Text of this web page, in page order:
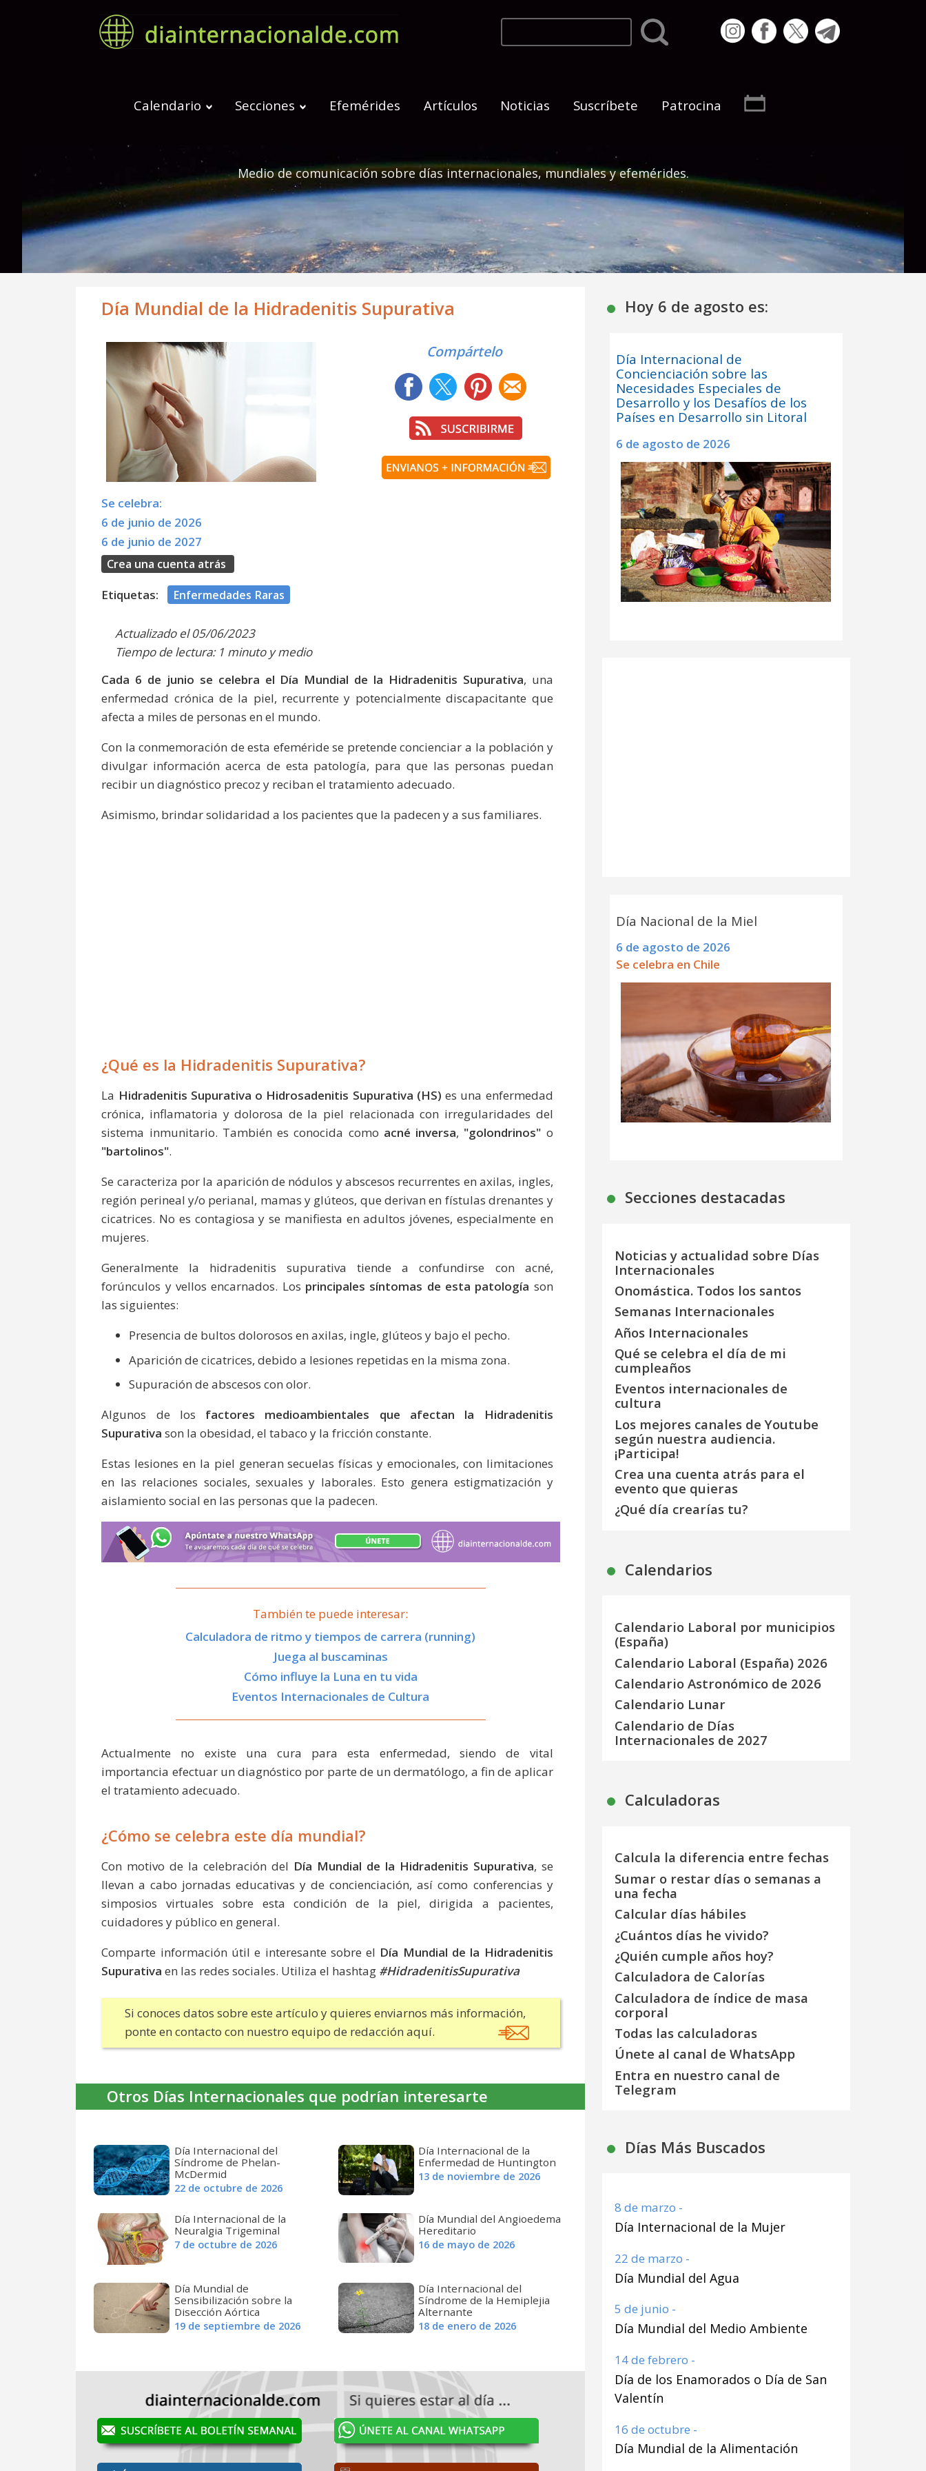
Calendario Secciones Efemérides Artículos Noticias Suscríbete Patrocina
Medio de comunicación sobre días internacionales, mundiales y efemérides.
Día Mundial de la Hidradenitis Supurativa
Compártelo
Se celebra:
6 de junio de 2026
6 de junio de 2027
Crea una cuenta atrás
Etiquetas: Enfermedades Raras
Actualizado el 05/06/2023
Tiempo de lectura: 1 minuto y medio
Cada 6 de junio se celebra el Día Mundial de la Hidradenitis Supurativa, una
enfermedad crónica de la piel, recurrente y potencialmente discapacitante que
afecta a miles de personas en el mundo.
Con la conmemoración de esta efeméride se pretende concienciar a la población y
divulgar información acerca de esta patología, para que las personas puedan
recibir un diagnóstico precoz y reciban el tratamiento adecuado.
Asimismo, brindar solidaridad a los pacientes que la padecen y a sus familiares.
¿Qué es la Hidradenitis Supurativa?
La Hidradenitis Supurativa o Hidrosadenitis Supurativa (HS) es una enfermedad
crónica, inflamatoria y dolorosa de la piel relacionada con irregularidades del
sistema inmunitario. También es conocida como acné inversa, "golondrinos" o
"bartolinos".
Se caracteriza por la aparición de nódulos y abscesos recurrentes en axilas, ingles,
región perineal y/o perianal, mamas y glúteos, que derivan en fístulas drenantes y
cicatrices. No es contagiosa y se manifiesta en adultos jóvenes, especialmente en
mujeres.
Generalmente la hidradenitis supurativa tiende a confundirse con acné,
forúnculos y vellos encarnados. Los principales síntomas de esta patología son
las siguientes:
Presencia de bultos dolorosos en axilas, ingle, glúteos y bajo el pecho.
Aparición de cicatrices, debido a lesiones repetidas en la misma zona.
Supuración de abscesos con olor.
Algunos de los factores medioambientales que afectan la Hidradenitis
Supurativa son la obesidad, el tabaco y la fricción constante.
Estas lesiones en la piel generan secuelas físicas y emocionales, con limitaciones
en las relaciones sociales, sexuales y laborales. Esto genera estigmatización y
aislamiento social en las personas que la padecen.
También te puede interesar:
Calculadora de ritmo y tiempos de carrera (running)
Juega al buscaminas
Cómo influye la Luna en tu vida
Eventos Internacionales de Cultura
Actualmente no existe una cura para esta enfermedad, siendo de vital
importancia efectuar un diagnóstico por parte de un dermatólogo, a fin de aplicar
el tratamiento adecuado.
¿Cómo se celebra este día mundial?
Con motivo de la celebración del Día Mundial de la Hidradenitis Supurativa, se
llevan a cabo jornadas educativas y de concienciación, así como conferencias y
simposios virtuales sobre esta condición de la piel, dirigida a pacientes,
cuidadores y público en general.
Comparte información útil e interesante sobre el Día Mundial de la Hidradenitis
Supurativaen las redes sociales. Utiliza el hashtag #HidradenitisSupurativa
Si conoces datos sobre este artículo y quieres enviarnos más información,
ponte en contacto con nuestro equipo de redacción aquí.
Otros Días Internacionales que podrían interesarte
Día Internacional del
Síndrome de Phelan-
McDermid
22 de octubre de 2026
Día Internacional de la
Enfermedad de Huntington
13 de noviembre de 2026
Día Internacional de la
Neuralgia Trigeminal
7 de octubre de 2026
Día Mundial del Angioedema
Hereditario
16 de mayo de 2026
Día Mundial de
Sensibilización sobre la
Disección Aórtica
19 de septiembre de 2026
Día Internacional del
Síndrome de la Hemiplejia
Alternante
18 de enero de 2026
Hoy 6 de agosto es:
Día Internacional de
Concienciación sobre las
Necesidades Especiales de
Desarrollo y los Desafíos de los
Países en Desarrollo sin Litoral
6 de agosto de 2026
Día Nacional de la Miel
6 de agosto de 2026
Se celebra en Chile
Secciones destacadas
Noticias y actualidad sobre Días
Internacionales
Onomástica. Todos los santos
Semanas Internacionales
Años Internacionales
Qué se celebra el día de mi
cumpleaños
Eventos internacionales de
cultura
Los mejores canales de Youtube
según nuestra audiencia.
¡Participa!
Crea una cuenta atrás para el
evento que quieras
¿Qué día crearías tu?
Calendarios
Calendario Laboral por municipios
(España)
Calendario Laboral (España) 2026
Calendario Astronómico de 2026
Calendario Lunar
Calendario de Días
Internacionales de 2027
Calculadoras
Calcula la diferencia entre fechas
Sumar o restar días o semanas a
una fecha
Calcular días hábiles
¿Cuántos días he vivido?
¿Quién cumple años hoy?
Calculadora de Calorías
Calculadora de índice de masa
corporal
Todas las calculadoras
Únete al canal de WhatsApp
Entra en nuestro canal de
Telegram
Días Más Buscados
8 de marzo -
Día Internacional de la Mujer
22 de marzo -
Día Mundial del Agua
5 de junio -
Día Mundial del Medio Ambiente
14 de febrero -
Día de los Enamorados o Día de San
Valentín
16 de octubre -
Día Mundial de la Alimentación